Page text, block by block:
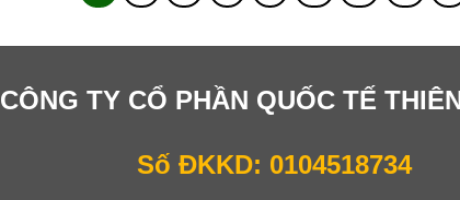
CÔNG TY CỔ PHẦN QUỐC TẾ
Số ĐKKD: 0104518734